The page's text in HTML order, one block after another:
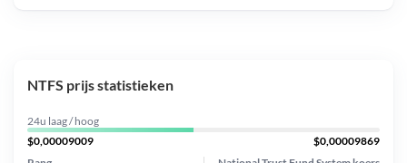
NTFS prijs statistieken
24u laag / hoog
$0,00009009
$0,00009869